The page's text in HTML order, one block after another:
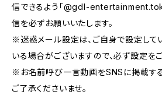
信できるよう「@gdl-
信を必ずお願いいたします。
※迷惑メール設定は、ご自身で設定して
いる場合がございますので、必ず設定を
※お名前呼び一言動画をSNSに掲載する
ご了承くださいませ。